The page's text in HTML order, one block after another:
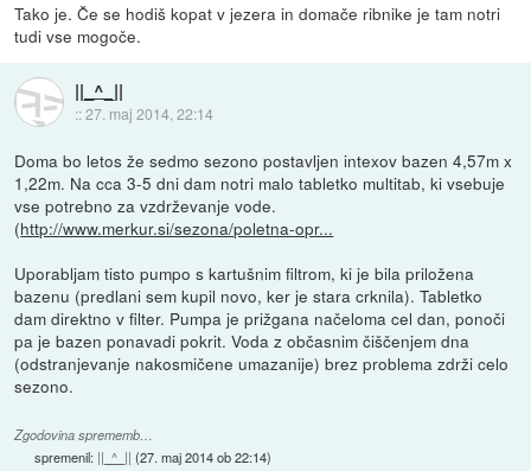
Tako je. Če se hodiš kopat v jezera in domače ribnike je tam notri
tudi vse mogoče.
||_^_||
::27. maj 2014, 22:14
Doma bo letos že sedmo sezono postavljen intexov bazen 4,57m x
1,22m. Na cca 3-5 dni dam notri malo tabletko multitab, ki vsebuje
vse potrebno za vzdrževanje vode.
(http://www.merkur.si/sezona/poletna-opr...
Uporabljam tisto pumpo s kartušnim filtrom, ki je bila priložena
bazenu (predlani sem kupil novo, ker je stara crknila). Tabletko
dam direktno v filter. Pumpa je prižgana načeloma cel dan, ponoči
pa je bazen ponavadi pokrit. Voda z občasnim čiščenjem dna
(odstranjevanje nakosmičene umazanije) brez problema zdrži celo
sezono.
Zgodovina sprememb…
spremenil: ||_^_|| (27. maj 2014 ob 22:14)